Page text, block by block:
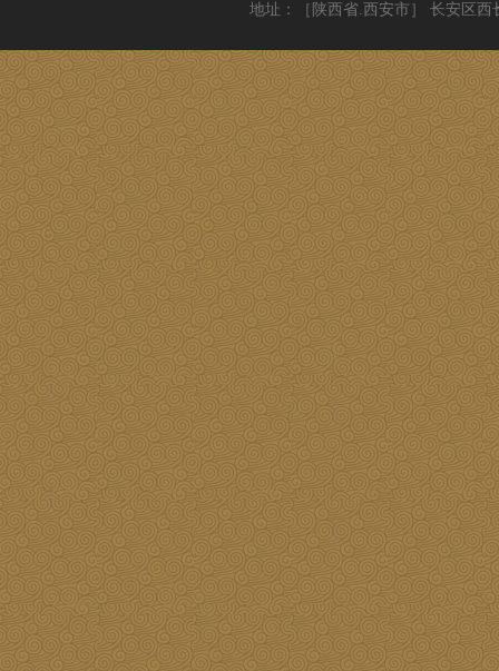
地址：［陕西省.西安市］ 长安